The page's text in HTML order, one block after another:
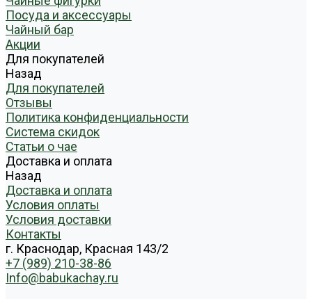
Посуда и аксессуары
Чайный бар
Акции
Для покупателей
Назад
Для покупателей
Отзывы
Политика конфиденциальности
Система скидок
Статьи о чае
Доставка и оплата
Назад
Доставка и оплата
Условия оплаты
Условия доставки
Контакты
г. Краснодар, Красная 143/2
+7 (989) 210-38-86
Info@babukachay.ru